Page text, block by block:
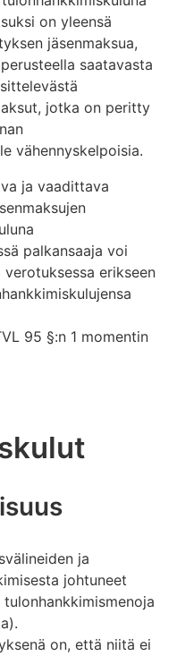
on yleensä
jäsenmaksua,
saatavasta
jotka on peritty
vähennyskelpoisia.
ja vaadittava
palkansaaja voi
erikseen
95 §:n 1 momentin
ja
johtuneet
on, että niitä ei